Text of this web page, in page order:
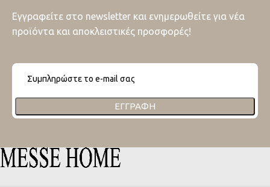
Εγγραφείτε στο newsletter και ενημερωθείτε για νέα
προϊόντα και αποκλειστικές προσφορές!
ΕΓΓΡΑΦΉ